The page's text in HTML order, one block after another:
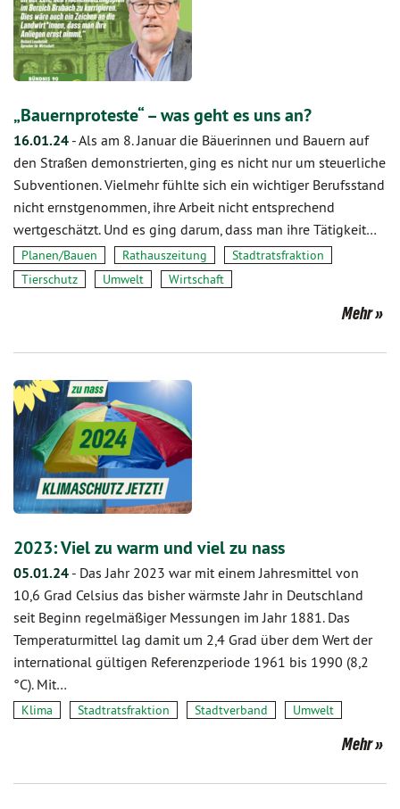
„Bauernproteste“ – was geht es uns an?
16.01.24 -Als am 8. Januar die Bäuerinnen und Bauern auf
den Straßen demonstrierten, ging es nicht nur um steuerliche
Subventionen. Vielmehr fühlte sich ein wichtiger Berufsstand
nicht ernstgenommen, ihre Arbeit nicht entsprechend
wertgeschätzt. Und es ging darum, dass man ihre Tätigkeit…
Planen/Bauen Rathauszeitung
Stadtratsfraktion
Tierschutz
Umwelt Wirtschaft
Mehr
2023: Viel zu warm und viel zu nass
05.01.24 - Das Jahr 2023 war mit einem Jahresmittel von
10,6 Grad Celsius das bisher wärmste Jahr in Deutschland
seit Beginn regelmäßiger Messungen im Jahr 1881. Das
Temperaturmittel lag damit um 2,4 Grad über dem Wert der
international gültigen Referenzperiode 1961 bis 1990 (8,2
°C). Mit…
Klima Stadtratsfraktion Stadtverband Umwelt
Mehr